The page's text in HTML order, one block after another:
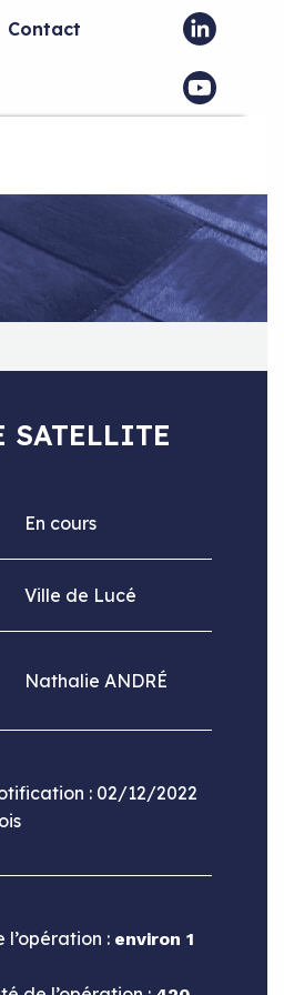
Contact
SATELLITE
En cours
Ville de Lucé
Nathalie ANDRÉ
: 02/12/2022
: environ 1